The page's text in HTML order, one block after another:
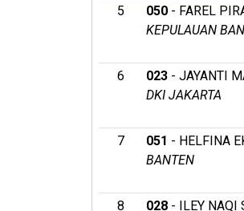
5
050 - FAREL
KEPULAUAN
6
023 - JAYANTI
DKI JAKARTA
7
051 - HELFINA
BANTEN
8
028 - ILEY NAQI